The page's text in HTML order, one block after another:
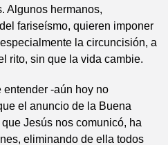
Algunos hermanos,
fariseísmo, quieren imponer
la circuncisión, a
rito, sin que la vida cambie.
entender -aún hoy no
el anuncio de la Buena
Jesús nos comunicó, ha
eliminando de ella todos